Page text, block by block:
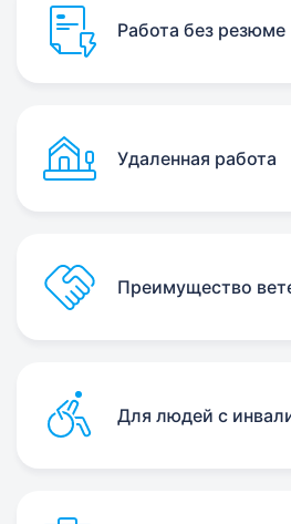
Работа без резюме
Удаленная работа
Преимущество
Для людей с